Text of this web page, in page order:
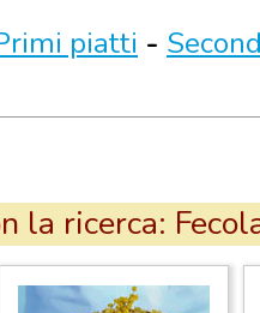
piatti -
la ricerca: